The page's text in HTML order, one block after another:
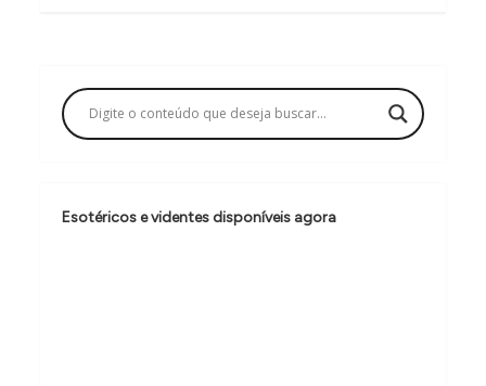
a
ç
o
d
Esotéricos e videntes disponíveis agora